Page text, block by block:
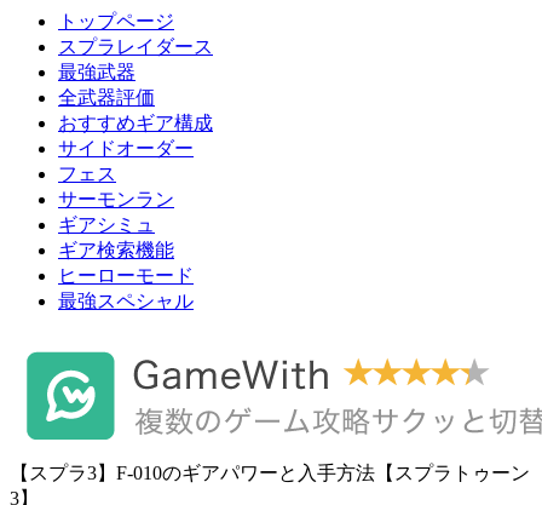
トップページ
スプラレイダース
最強武器
全武器評価
おすすめギア構成
サイドオーダー
フェス
サーモンラン
ギアシミュ
ギア検索機能
ヒーローモード
最強スペシャル
【スプラ3】F-010のギアパワーと入手方法【スプラトゥーン
3】